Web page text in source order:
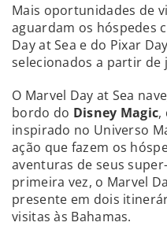
Mais oportunidades de
aguardam os hóspedes
Day at Sea e do Pixar
selecionados a partir de
O Marvel Day at Sea
bordo do Disney Magic,
inspirado no Universo
ação que fazem os
aventuras de seus
primeira vez, o Marvel
presente em dois
visitas às Bahamas.